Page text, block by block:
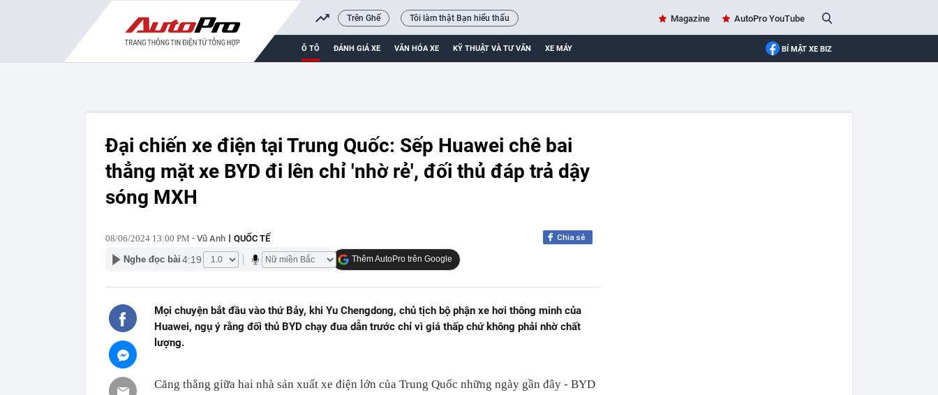
Trên Ghế Tôi làm thật Bạn hiểu thấu Magazine AutoPro YouTube
Ô TÔ ĐÁNH GIÁ XE VĂN HÓA XE KỸ THUẬT VÀ TƯ VẤN XE MÁY BÍ MẬT XE BIZ
Đại chiến xe điện tại Trung Quốc: Sếp Huawei chê bai
thẳng mặt xe BYD đi lên chỉ 'nhờ rẻ', đối thủ đáp trả dậy
sóng MXH
08/06/2024 13:00 PM - Vũ Anh QUỐC TẾ Chia sẻ
Thêm AutoPro trên Google
Nghe đọc bài 4:19
Mọi chuyện bắt đầu vào thứ Bảy, khi Yu Chengdong, chủ tịch bộ phận xe hơi thông minh của
Huawei, ngụ ý rằng đối thủ BYD chạy đua dẫn trước chỉ vì giá thấp chứ không phải nhờ chất
lượng.
Căng thẳng giữa hai nhà sản xuất xe điện lớn của Trung Quốc những ngày gần đây - BYD